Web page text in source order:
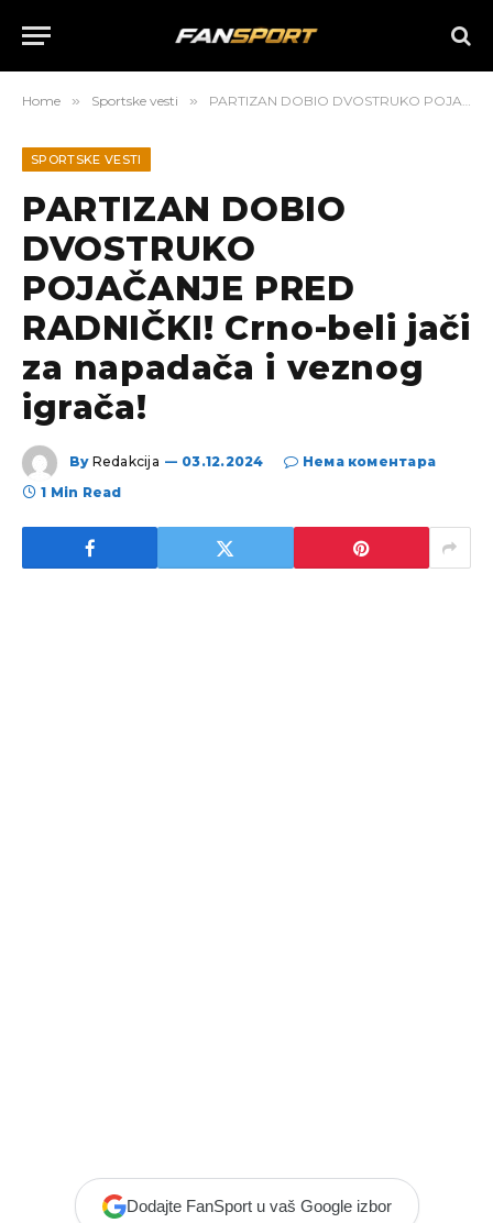
Home » Sportske vesti » PARTIZAN DOBIO DVOSTRUKO POJAČANJE PRED RADNIČKI! Crno-beli jači za napadača i veznog igrača!
SPORTSKE VESTI
PARTIZAN DOBIO
DVOSTRUKO
POJAČANJE PRED
RADNIČKI! Crno-beli jači
za napadača i veznog
igrača!
By Redakcija 03.12.2024
Нема коментара
1 Min Read
Dodajte FanSport u vaš Google izbor